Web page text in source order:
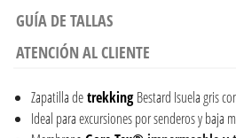
GUÍA DE TALLAS
ATENCIÓN AL CLIENTE
Zapatilla detrekkingBestard Isuela gris
Ideal para excursiones por senderos y baja